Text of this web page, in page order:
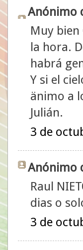
Anónimo
Muy
la hora.
habrá
Y si el
änimo a
Julián.
3 de
Anónimo
Raul
dias o
3 de